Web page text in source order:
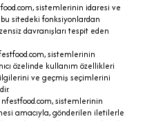
sistemlerinin idaresi ve
sitedeki fonksiyonlardan
davranışları tespit eden
sistemlerinin
özelinde kullanım özellikleri
ve geçmiş seçimlerini
nfestfood.com, sistemlerinin
amacıyla, gönderilen iletilerle